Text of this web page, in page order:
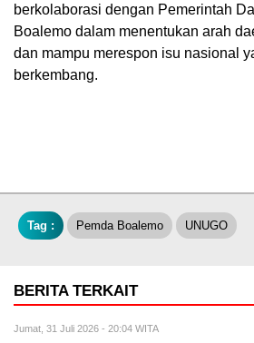
berkolaborasi dengan Pemerintah
Boalemo dalam menentukan arah
dan mampu merespon isu nasional
berkembang.
Tag : Pemda Boalemo UNUGO
BERITA TERKAIT
Jumat, 31 Juli 2026 - 20:04 WITA